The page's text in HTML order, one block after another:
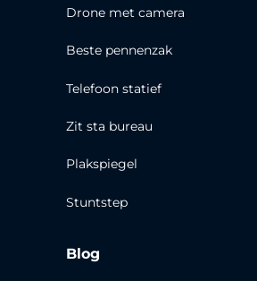
Drone met camera
Beste pennenzak
Telefoon statief
Zit sta bureau
Plakspiegel
Stuntstep
Blog